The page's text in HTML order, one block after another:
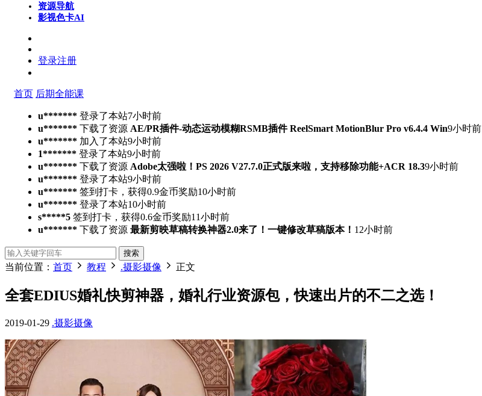
资源导航
影视色卡AI
登录注册
首页 后期全能课
u******* 登录了本站7小时前
u******* 下载了资源 AE/PR插件-动态运动模糊RSMB插件 ReelSmart MotionBlur Pro v6.4.4 Win9小时前
u******* 加入了本站9小时前
1******* 登录了本站9小时前
u******* 下载了资源 Adobe太强啦！PS 2026 V27.7.0正式版来啦，支持移除功能+ACR 18.39小时前
u******* 登录了本站9小时前
u******* 签到打卡，获得0.9金币奖励10小时前
u******* 登录了本站10小时前
s*****5 签到打卡，获得0.6金币奖励11小时前
u******* 下载了资源 最新剪映草稿转换神器2.0来了！一键修改草稿版本！ 12小时前
搜索
当前位置： 首页 教程 .摄影摄像 正文
全套EDIUS婚礼快剪神器，婚礼行业资源包，快速出片的不二之选！
2019-01-29 .摄影摄像